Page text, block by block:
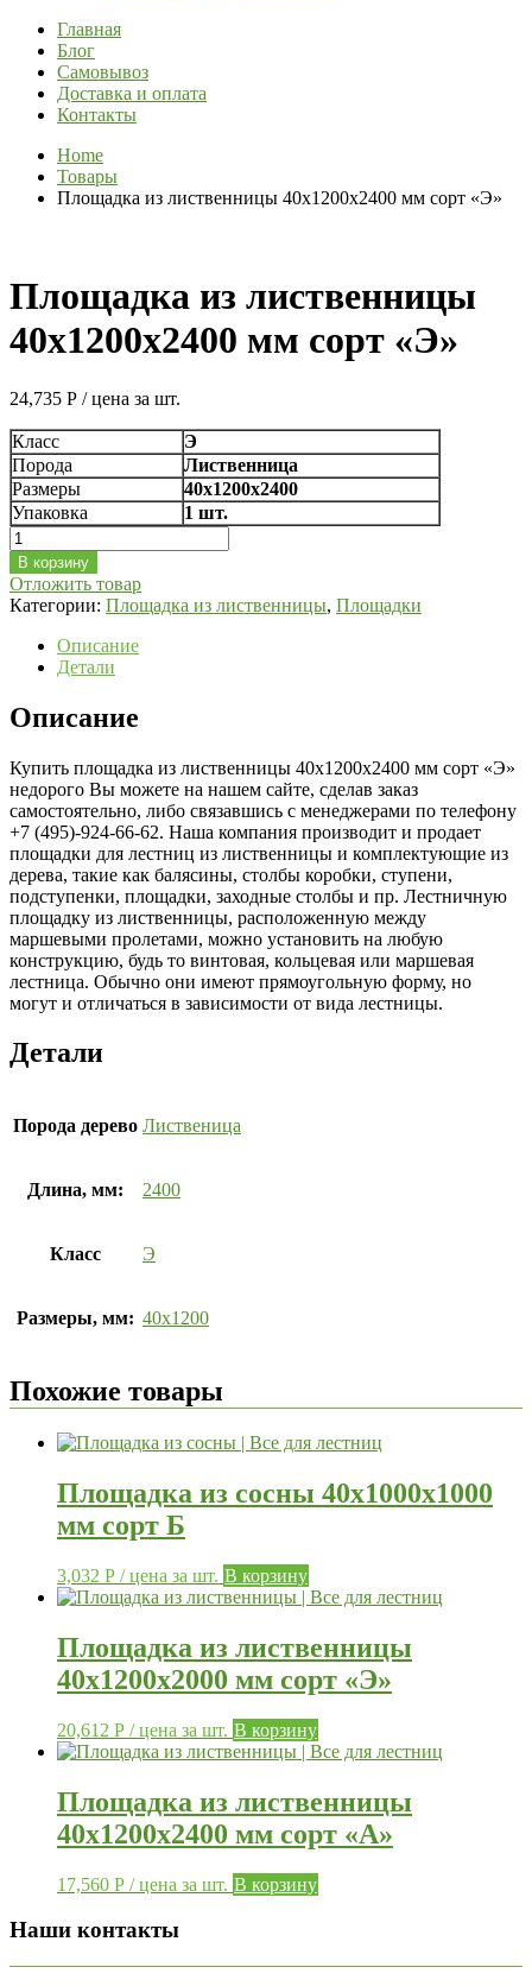
Главная
Блог
Самовывоз
Доставка и оплата
Контакты
Home
Товары
Площадка из лиственницы 40х1200х2400 мм сорт «Э»
Площадка из лиственницы
40х1200х2400 мм сорт «Э»
24,735 Р / цена за шт.
Класс
Э
Порода
Лиственница
Размеры
40х1200х2400
Упаковка
1 шт.
Количество
Площадка
из
лиственницы
40х1200х2400
сорт
В корзину
Отложить товар
Категории: Площадка из лиственницы, Площадки
Описание
Детали
Описание
Купить площадка из лиственницы 40х1200х2400 мм сорт «Э»
недорого Вы можете на нашем сайте, сделав заказ
самостоятельно, либо связавшись с менеджерами по телефону
+7 (495)-924-66-62. Наша компания производит и продает
площадки для лестниц из лиственницы и комплектующие из
дерева, такие как балясины, столбы коробки, ступени,
подступенки, площадки, заходные столбы и пр. Лестничную
площадку из лиственницы, расположенную между
маршевыми пролетами, можно установить на любую
конструкцию, будь то винтовая, кольцевая или маршевая
лестница. Обычно они имеют прямоугольную форму, но
могут и отличаться в зависимости от вида лестницы.
Детали
Порода дерево Лиственица
Длина, мм: 2400
Класс Э
Размеры, мм: 40х1200
Похожие товары
Площадка из сосны 40х1000х1000
мм сорт Б
3,032 Р / цена за шт. В корзину
Площадка из лиственницы
40х1200х2000 мм сорт «Э»
20,612 Р / цена за шт. В корзину
Площадка из лиственницы
40х1200х2400 мм сорт «А»
17,560 Р / цена за шт. В корзину
Наши контакты